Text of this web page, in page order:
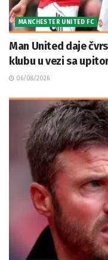
MANCHESTER UNITED FC
Man United daje
klubu u vezi sa
06/08/2026